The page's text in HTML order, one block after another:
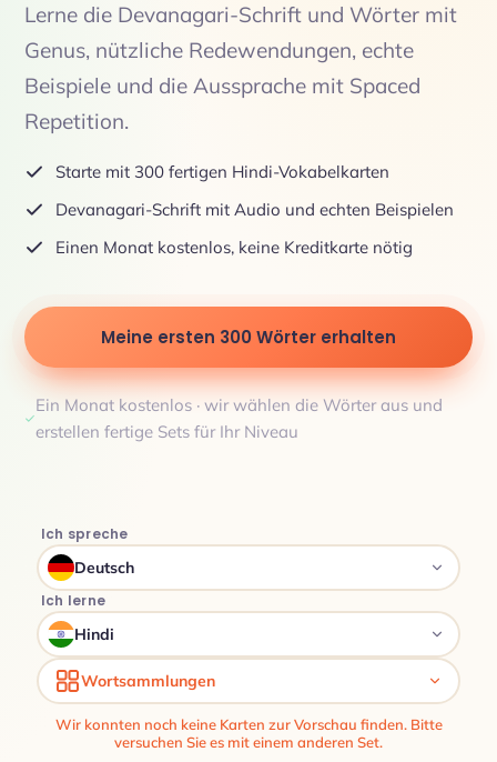
Lerne die Devanagari-Schrift und Wörter mit
Genus, nützliche Redewendungen, echte
Beispiele und die Aussprache mit Spaced
Repetition.
Starte mit 300 fertigen Hindi-Vokabelkarten
Devanagari-Schrift mit Audio und echten Beispielen
Einen Monat kostenlos, keine Kreditkarte nötig
Meine ersten 300 Wörter erhalten
Ein Monat kostenlos · wir wählen die Wörter aus und
erstellen fertige Sets für Ihr Niveau
Ich spreche
Deutsch
Ich lerne
Hindi
Wortsammlungen
Wir konnten noch keine Karten zur Vorschau finden. Bitte
versuchen Sie es mit einem anderen Set.